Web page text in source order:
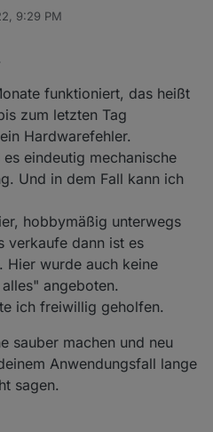
sind dunkelblau. Hellblau
mit einem Wippen-
einen Sensor nachgekauft, da
gut funktionierende habe.
aus:
Betrieb habe ich
ausgeschlossen.
Dimitrij jetzt nicht mehr, wie es
Ersatz/Erstattung
9:29 PM
funktioniert, das heißt
zum letzten Tag
Hardwarefehler.
eindeutig mechanische
Und in dem Fall kann ich
hobbymäßig unterwegs
verkaufe dann ist es
Hier wurde auch keine
angeboten.
ich freiwillig geholfen.
sauber machen und neu
Anwendungsfall lange
sagen.